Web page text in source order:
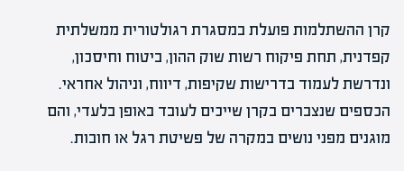
קרן ההשתלמות פועלת במסגרת רגולטורית ממשלתית
קפדנית, תחת פיקוח רשות שוק ההון, ביטוח וחיסכון,
ונדרשת לעמוד בדרישות שקיפות, דיווח, וניהול אחראי.
הכספים שנצברים בקרן שייכים לעובד באופן בלעדי, והם
מוגנים מפני נושים במקרה של פשיטת רגל או חובות.